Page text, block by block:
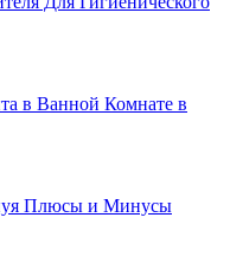
в Ванной Комнате в
Плюсы и Минусы